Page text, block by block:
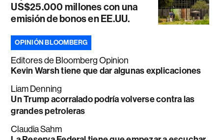
US$25.000 millones con una
emisión de bonos en EE.UU.
OPINIÓN BLOOMBERG
Editores de Bloomberg Opinion
Kevin Warsh tiene que dar algunas explicaciones
Liam Denning
Un Trump acorralado podría volverse contra las
grandes petroleras
Claudia Sahm